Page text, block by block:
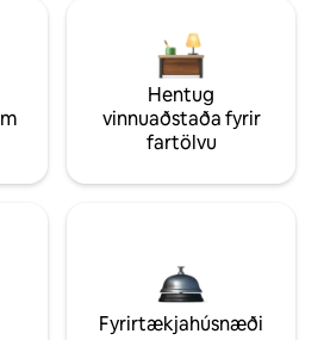
Hentug
vinnuaðstaða fyrir
fartölvu
Fyrirtækjahúsnæði